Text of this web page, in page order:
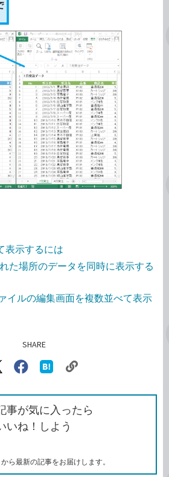
表示するには
た場所のデータを同時に表示する
イルの編集画面を複数並べて表示
SHARE
X（旧
で
シ
ェ
ア
Facebook
シ
ェ
ア
な
ブ
ッ
ク
ク
ク
を
コ
事が気に入ったら
いね！しよう
ら最新の記事をお届けします。